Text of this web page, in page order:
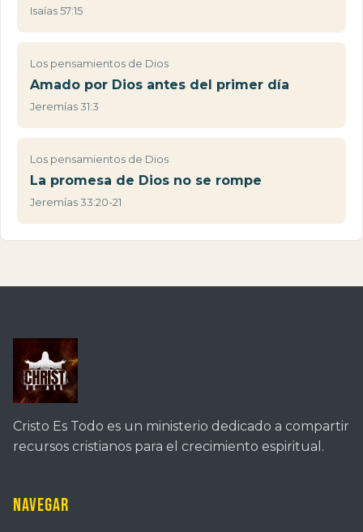
Isaías 57:15
Los pensamientos de Dios
Amado por Dios antes del primer día
Jeremías 31:3
Los pensamientos de Dios
La promesa de Dios no se rompe
Jeremías 33:20-21
Cristo Es Todo es un ministerio dedicado a compartir
recursos cristianos para el crecimiento espiritual.
Navegar